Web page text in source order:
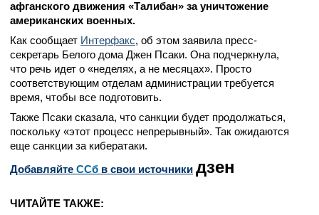
афганского движения «Талибан» за уничтожение
американских военных.
Как сообщает Интерфакс, об этом заявила пресс-
секретарь Белого дома Джен Псаки. Она подчеркнула,
что речь идет о «неделях, а не месяцах». Просто
соответствующим отделам администрации требуется
время, чтобы все подготовить.
Также Псаки сказала, что санкции будет продолжаться,
поскольку «этот процесс непрерывный». Так ожидаются
еще санкции за кибератаки.
Добавляйте CСб в свои источники дзен
ЧИТАЙТЕ ТАКЖЕ: